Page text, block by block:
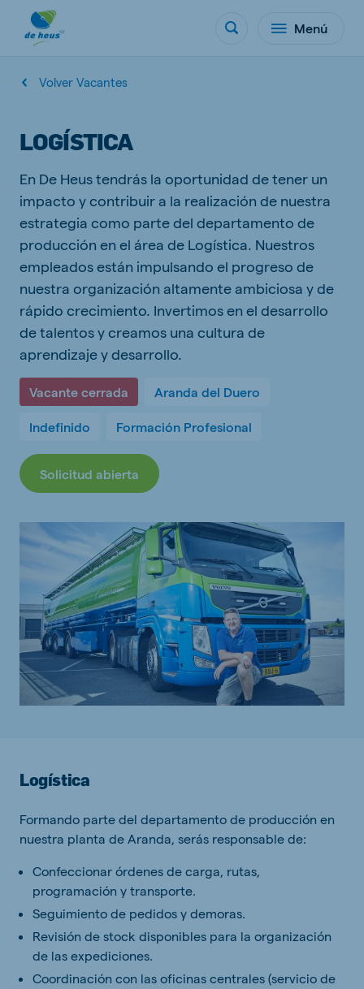
Menú
Volver Vacantes
LOGÍSTICA
En De Heus tendrás la oportunidad de tener un
impacto y contribuir a la realización de nuestra
estrategia como parte del departamento de
producción en el área de Logística. Nuestros
empleados están impulsando el progreso de
nuestra organización altamente ambiciosa y de
rápido crecimiento. Invertimos en el desarrollo
de talentos y creamos una cultura de
aprendizaje y desarrollo.
Vacante cerrada Aranda del Duero
Indefinido Formación Profesional
Solicitud abierta
Logística
Formando parte del departamento de producción en
nuestra planta de Aranda, serás responsable de:
Confeccionar órdenes de carga, rutas,
programación y transporte.
Seguimiento de pedidos y demoras.
Revisión de stock disponibles para la organización
de las expediciones.
Coordinación con las oficinas centrales (servicio de